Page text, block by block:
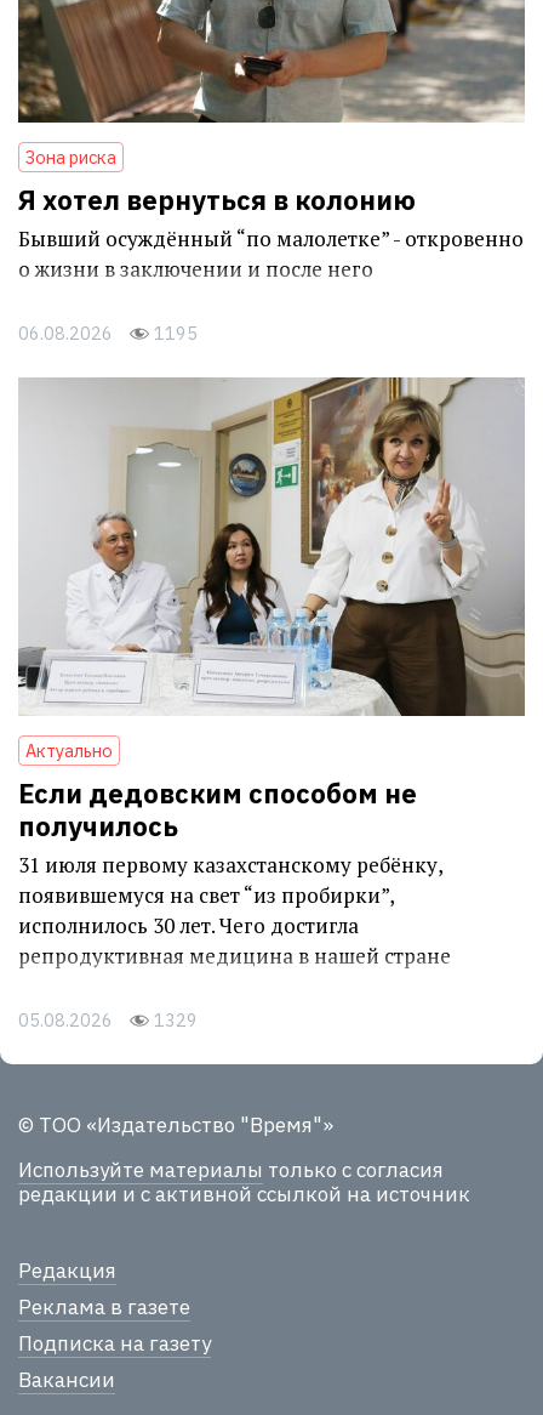
Зона риска
Я хотел вернуться в колонию
Бывший осуждённый “по малолетке” - откровенно
о жизни в заключении и после него
06.08.2026 1195
Актуально
Если дедовским способом не
получилось
31 июля первому казахстанскому ребёнку,
появившемуся на свет “из пробирки”,
исполнилось 30 лет. Чего достигла
репродуктивная медицина в нашей стране
05.08.2026 1329
© ТОО «Издательство "Время"»
Используйте материалы только с согласия
редакции и с активной ссылкой на источник
Редакция
Реклама в газете
Подписка на газету
Вакансии